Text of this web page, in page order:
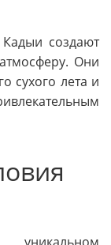
создают
Они
сухого лета и